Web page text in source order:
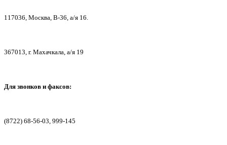
117036, Москва, В-36, а/я 16.
367013, г. Махачкала, а/я 19
Для звонков и факсов:
(8722) 68-56-03, 999-145